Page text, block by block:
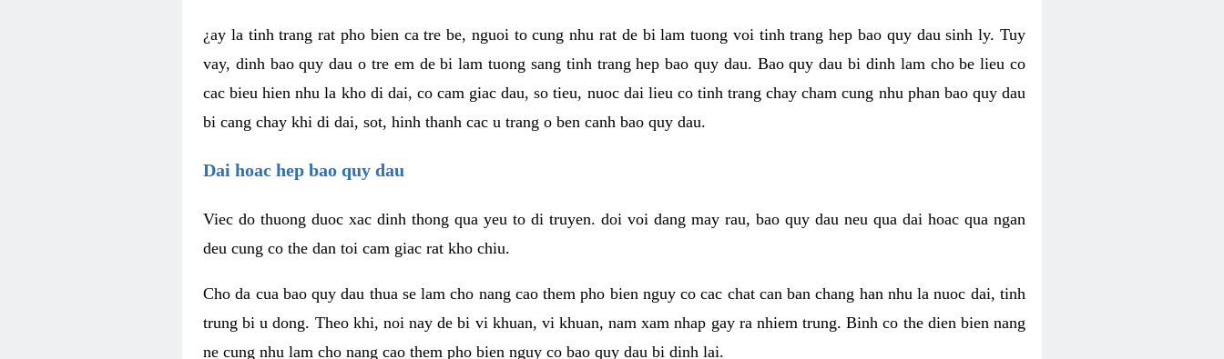
¿ay la tinh trang rat pho bien ca tre be, nguoi to cung nhu rat de bi lam tuong voi tinh trang hep bao quy dau sinh ly. Tuy
vay, dinh bao quy dau o tre em de bi lam tuong sang tinh trang hep bao quy dau. Bao quy dau bi dinh lam cho be lieu co
cac bieu hien nhu la kho di dai, co cam giac dau, so tieu, nuoc dai lieu co tinh trang chay cham cung nhu phan bao quy dau
bi cang chay khi di dai, sot, hinh thanh cac u trang o ben canh bao quy dau.
Dai hoac hep bao quy dau
Viec do thuong duoc xac dinh thong qua yeu to di truyen. doi voi dang may rau, bao quy dau neu qua dai hoac qua ngan
deu cung co the dan toi cam giac rat kho chiu.
Cho da cua bao quy dau thua se lam cho nang cao them pho bien nguy co cac chat can ban chang han nhu la nuoc dai, tinh
trung bi u dong. Theo khi, noi nay de bi vi khuan, vi khuan, nam xam nhap gay ra nhiem trung. Binh co the dien bien nang
ne cung nhu lam cho nang cao them pho bien nguy co bao quy dau bi dinh lai.